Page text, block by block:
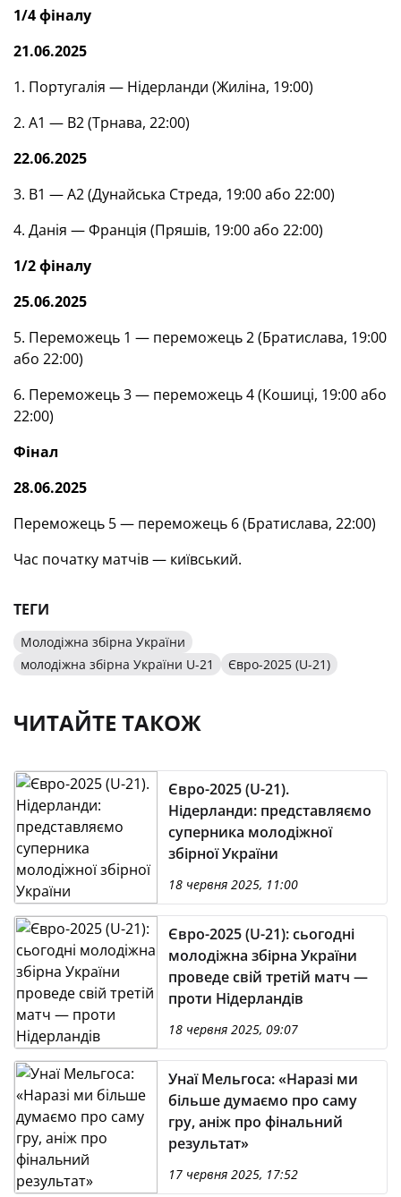
1/4 фіналу
21.06.2025
1. Португалія — Нідерланди (Жиліна, 19:00)
2. А1 — В2 (Трнава, 22:00)
22.06.2025
3. В1 — А2 (Дунайська Стреда, 19:00 або 22:00)
4. Данія — Франція (Пряшів, 19:00 або 22:00)
1/2 фіналу
25.06.2025
5. Переможець 1 — переможець 2 (Братислава, 19:00
або 22:00)
6. Переможець 3 — переможець 4 (Кошиці, 19:00 або
22:00)
Фінал
28.06.2025
Переможець 5 — переможець 6 (Братислава, 22:00)
Час початку матчів — київський.
ТЕГИ
Молодіжна збірна України
молодіжна збірна України U-21
Євро-2025 (U-21)
ЧИТАЙТЕ ТАКОЖ
Євро-2025 (U-21).
Нідерланди: представляємо
суперника молодіжної
збірної України
18 червня 2025, 11:00
Євро-2025 (U-21): сьогодні
молодіжна збірна України
проведе свій третій матч —
проти Нідерландів
18 червня 2025, 09:07
Унаї Мельгоса: «Наразі ми
більше думаємо про саму
гру, аніж про фінальний
результат»
17 червня 2025, 17:52